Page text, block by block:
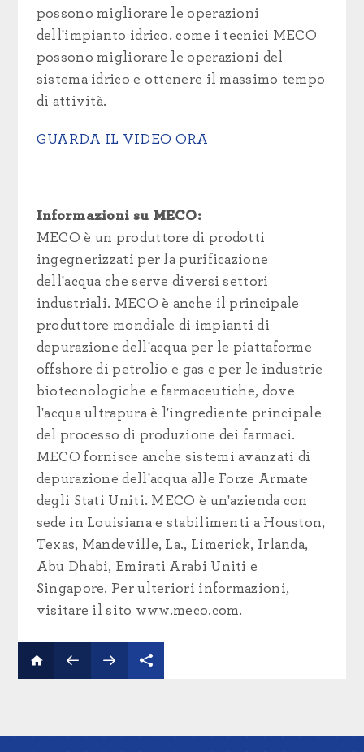
possono migliorare le operazioni
dell'impianto idrico.come i tecnici MECO
possono migliorare le operazioni del
sistema idrico e ottenere il massimo tempo
di attività.
GUARDA IL VIDEO ORA
Informazioni su MECO:
MECO è un produttore di prodotti
ingegnerizzati per la purificazione
dell'acqua che serve diversi settori
industriali. MECO è anche il principale
produttore mondiale di impianti di
depurazione dell'acqua per le piattaforme
offshore di petrolio e gas e per le industrie
biotecnologiche e farmaceutiche, dove
l'acqua ultrapura è l'ingrediente principale
del processo di produzione dei farmaci.
MECO fornisce anche sistemi avanzati di
depurazione dell'acqua alle Forze Armate
degli Stati Uniti. MECO è un'azienda con
sede in Louisiana e stabilimenti a Houston,
Texas, Mandeville, La., Limerick, Irlanda,
Abu Dhabi, Emirati Arabi Uniti e
Singapore. Per ulteriori informazioni,
visitare il sito www.meco.com.